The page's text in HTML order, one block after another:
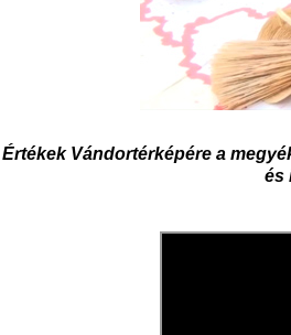
Értékek Vándortérképére a
és